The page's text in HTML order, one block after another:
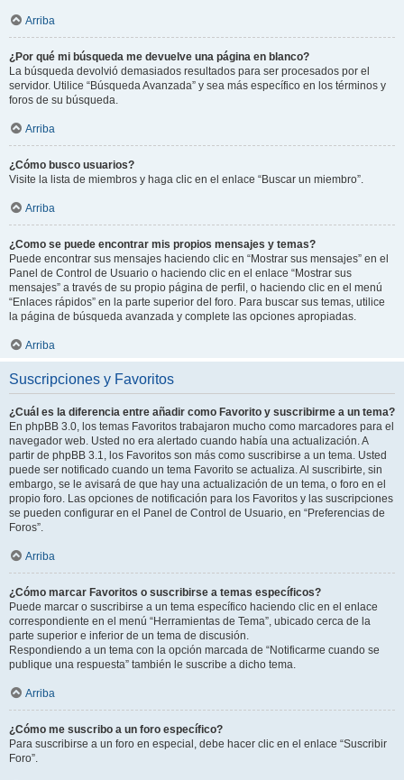
Arriba
¿Por qué mi búsqueda me devuelve una página en blanco?
La búsqueda devolvió demasiados resultados para ser procesados por el
servidor. Utilice “Búsqueda Avanzada” y sea más específico en los términos y
foros de su búsqueda.
Arriba
¿Cómo busco usuarios?
Visite la lista de miembros y haga clic en el enlace “Buscar un miembro”.
Arriba
¿Como se puede encontrar mis propios mensajes y temas?
Puede encontrar sus mensajes haciendo clic en “Mostrar sus mensajes” en el
Panel de Control de Usuario o haciendo clic en el enlace “Mostrar sus
mensajes” a través de su propio página de perfil, o haciendo clic en el menú
“Enlaces rápidos” en la parte superior del foro. Para buscar sus temas, utilice
la página de búsqueda avanzada y complete las opciones apropiadas.
Arriba
Suscripciones y Favoritos
¿Cuál es la diferencia entre añadir como Favorito y suscribirme a un tema?
En phpBB 3.0, los temas Favoritos trabajaron mucho como marcadores para el
navegador web. Usted no era alertado cuando había una actualización. A
partir de phpBB 3.1, los Favoritos son más como suscribirse a un tema. Usted
puede ser notificado cuando un tema Favorito se actualiza. Al suscribirte, sin
embargo, se le avisará de que hay una actualización de un tema, o foro en el
propio foro. Las opciones de notificación para los Favoritos y las suscripciones
se pueden configurar en el Panel de Control de Usuario, en “Preferencias de
Foros”.
Arriba
¿Cómo marcar Favoritos o suscribirse a temas específicos?
Puede marcar o suscribirse a un tema específico haciendo clic en el enlace
correspondiente en el menú “Herramientas de Tema”, ubicado cerca de la
parte superior e inferior de un tema de discusión.
Respondiendo a un tema con la opción marcada de “Notificarme cuando se
publique una respuesta” también le suscribe a dicho tema.
Arriba
¿Cómo me suscribo a un foro específico?
Para suscribirse a un foro en especial, debe hacer clic en el enlace “Suscribir
Foro”.